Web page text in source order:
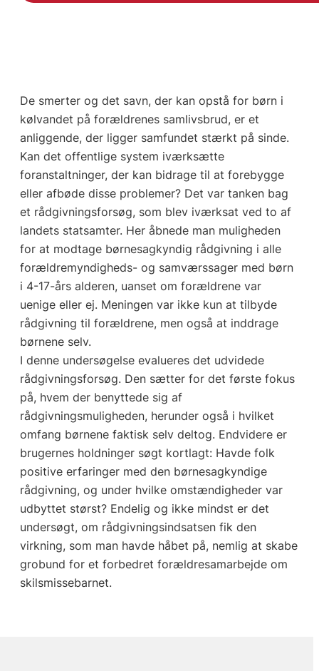
De smerter og det savn, der kan opstå for børn i
kølvandet på forældrenes samlivsbrud, er et
anliggende, der ligger samfundet stærkt på sinde.
Kan det offentlige system iværksætte
foranstaltninger, der kan bidrage til at forebygge
eller afbøde disse problemer? Det var tanken bag
et rådgivningsforsøg, som blev iværksat ved to af
landets statsamter. Her åbnede man muligheden
for at modtage børnesagkyndig rådgivning i alle
forældremyndigheds- og samværssager med børn
i 4-17-års alderen, uanset om forældrene var
uenige eller ej. Meningen var ikke kun at tilbyde
rådgivning til forældrene, men også at inddrage
børnene selv.
I denne undersøgelse evalueres det udvidede
rådgivningsforsøg. Den sætter for det første fokus
på, hvem der benyttede sig af
rådgivningsmuligheden, herunder også i hvilket
omfang børnene faktisk selv deltog. Endvidere er
brugernes holdninger søgt kortlagt: Havde folk
positive erfaringer med den børnesagkyndige
rådgivning, og under hvilke omstændigheder var
udbyttet størst? Endelig og ikke mindst er det
undersøgt, om rådgivningsindsatsen fik den
virkning, som man havde håbet på, nemlig at skabe
grobund for et forbedret forældresamarbejde om
skilsmissebarnet.